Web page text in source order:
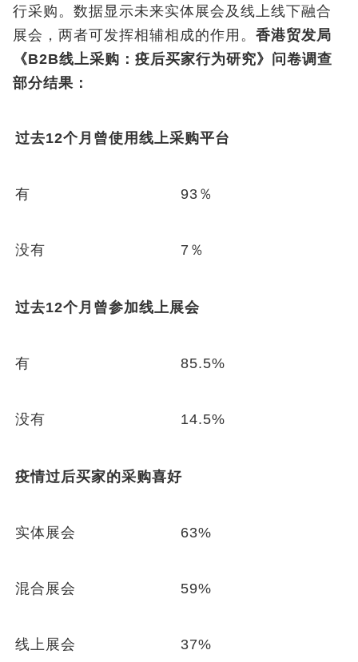
行采购。数据显示未来实体展会及线上线下融合
展会，两者可发挥相辅相成的作用。 香港贸发局
《B2B线上采购：疫后买家行为研究》问卷调查
部分结果：
过去12个月曾使用线上采购平台
有 93％
没有 7％
过去12个月曾参加线上展会
有 85.5%
没有 14.5%
疫情过后买家的采购喜好
实体展会 63%
混合展会 59%
线上展会 37%